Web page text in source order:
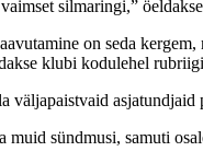
silmaringi,”
on seda
klubi kodulehel
väljapaistvaid asjatundjaid
sündmusi, samuti